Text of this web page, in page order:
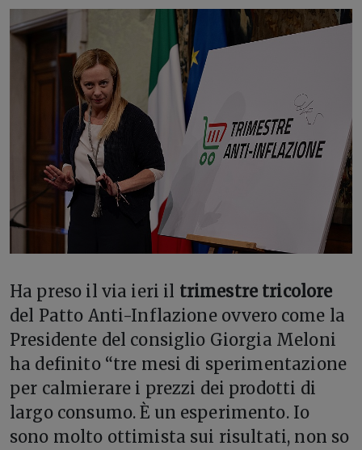
Ha preso il via ieri il trimestre tricolore
del Patto Anti-Inflazione ovvero come la
Presidente del consiglio Giorgia Meloni
ha definito “tre mesi di sperimentazione
per calmierare i prezzi dei prodotti di
largo consumo. È un esperimento. Io
sono molto ottimista sui risultati, non so